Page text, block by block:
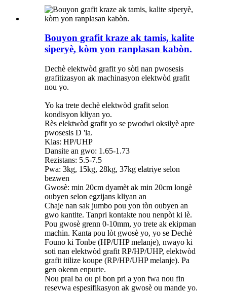
Bouyon grafit kraze ak tamis, kalite
siperyè, kòm yon ranplasan kabòn.
Dechè elektwòd grafit yo sòti nan pwosesis
grafitizasyon ak machinasyon elektwòd grafit
nou yo.
Yo ka trete dechè elektwòd grafit selon
kondisyon kliyan yo.
Rès elektwòd grafit yo se pwodwi oksilyè apre
pwosesis D 'la.
Klas: HP/UHP
Dansite an gwo: 1.65-1.73
Rezistans: 5.5-7.5
Pwa: 3kg, 15kg, 28kg, 37kg elatriye selon
bezwen
Gwosè: min 20cm dyamèt ak min 20cm longè
oubyen selon egzijans kliyan an
Chaje nan sak jumbo pou yon tòn oubyen an
gwo kantite. Tanpri kontakte nou nenpòt ki lè.
Pou gwosè grenn 0-10mm, yo trete ak ekipman
machin. Kanta pou lòt gwosè yo, yo se Dechè
Founo ki Tonbe (HP/UHP melanje), nwayo ki
soti nan elektwòd grafit RP/HP/UHP, elektwòd
grafit itilize koupe (RP/HP/UHP melanje). Pa
gen okenn enpurte.
Nou pral ba ou pi bon pri a yon fwa nou fin
resevwa espesifikasyon ak gwosè ou mande yo.